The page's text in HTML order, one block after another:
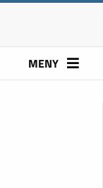
MENY